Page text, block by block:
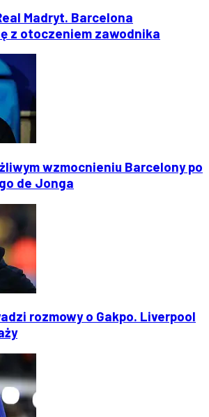
Madryt. Barcelona
z otoczeniem zawodnika
wzmocnieniu Barcelony po
de Jonga
rozmowy o Gakpo. Liverpool